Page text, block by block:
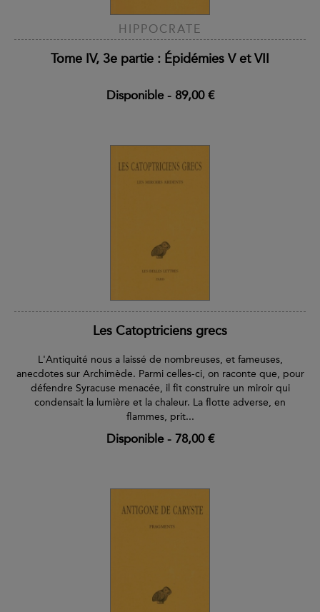
HIPPOCRATE
Tome IV, 3e partie : Épidémies V et VII
Disponible- 89,00 €
Les Catoptriciens grecs
L'Antiquité nous a laissé de nombreuses, et fameuses,
anecdotes sur Archimède. Parmi celles-ci, on raconte que, pour
défendre Syracuse menacée, il fit construire un miroir qui
condensait la lumière et la chaleur. La flotte adverse, en
flammes, prit...
Disponible- 78,00 €